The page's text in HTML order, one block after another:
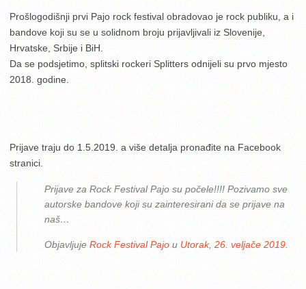
Prošlogodišnji prvi Pajo rock festival obradovao je rock publiku, a i
bandove koji su se u solidnom broju prijavljivali iz Slovenije,
Hrvatske, Srbije i BiH.
Da se podsjetimo, splitski rockeri Splitters odnijeli su prvo mjesto
2018. godine.
Prijave traju do 1.5.2019. a više detalja pronađite na Facebook
stranici.
Prijave za Rock Festival Pajo su počele!!!! Pozivamo sve
autorske bandove koji su zainteresirani da se prijave na
naš…
Objavljuje Rock Festival Pajo u Utorak, 26. veljače 2019.